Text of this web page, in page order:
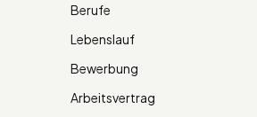
Berufe
Lebenslauf
Bewerbung
Arbeitsvertrag